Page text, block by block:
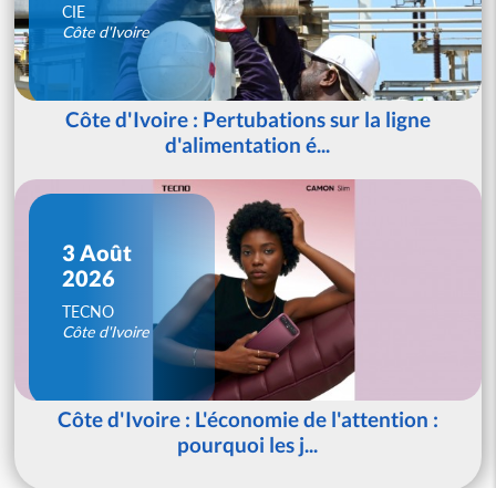
CIE
Côte d'Ivoire
Côte d'Ivoire : Pertubations sur la ligne
d'alimentation é...
3 Août
2026
TECNO
Côte d'Ivoire
Côte d'Ivoire : L'économie de l'attention :
pourquoi les j...